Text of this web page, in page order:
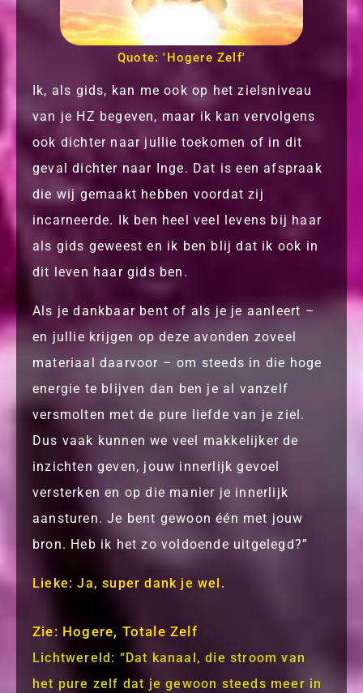
Quote: 'Hogere Zelf'
Ik, als gids, kan me ook op het zielsniveau
van je HZ begeven, maar ik kan vervolgens
ook dichter naar jullie toekomen of in dit
geval dichter naar Inge. Dat is een afspraak
die wij gemaakt hebben voordat zij
incarneerde. Ik ben heel veel levens bij haar
als gids geweest en ik ben blij dat ik ook in
dit leven haar gids ben.
Als je dankbaar bent of als je je aanleert –
en jullie krijgen op deze avonden zoveel
materiaal daarvoor – om steeds in die hoge
energie te blijven dan ben je al vanzelf
versmolten met de pure liefde van je ziel.
Dus vaak kunnen we veel makkelijker de
inzichten geven, jouw innerlijk gevoel
versterken en op die manier je innerlijk
aansturen. Je bent gewoon één met jouw
bron. Heb ik het zo voldoende uitgelegd?”
Lieke: Ja, super dank je wel.
Zie: Hogere, Totale Zelf
Lichtwereld: “Dat kanaal, die stroom van
het pure zelf dat je gewoon steeds meer in